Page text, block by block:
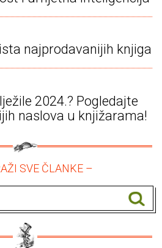
najprodavanijih knjiga
2024.? Pogledajte
naslova u knjižarama!
SVE ČLANKE –